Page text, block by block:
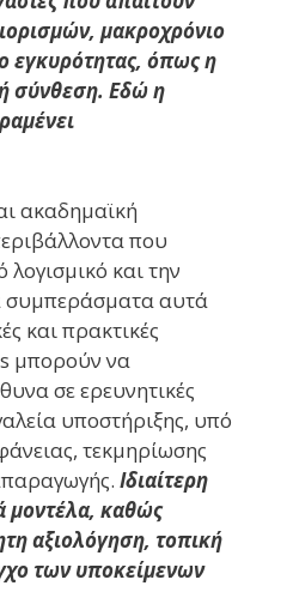
μακροχρόνιο
εγκυρότητας, όπως η
σύνθεση. Εδώ η
ακαδημαϊκή
που
και την
συμπεράσματα αυτά
και πρακτικές
μπορούν να
σε ερευνητικές
υποστήριξης, υπό
τεκμηρίωσης
Ιδιαίτερη
μοντέλα, καθώς
αξιολόγηση, τοπική
των υποκείμενων